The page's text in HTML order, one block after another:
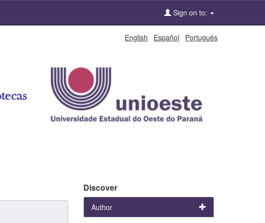
Sign on to:
English Español Português
Discover
Author